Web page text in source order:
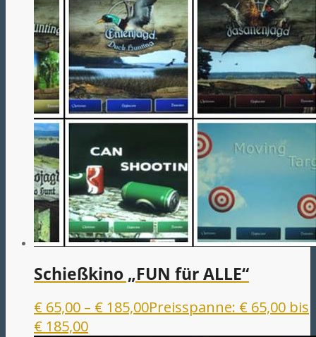
Schießkino „FUN für ALLE“
€ 65,00 – € 185,00Preisspanne: € 65,00 bis
€ 185,00